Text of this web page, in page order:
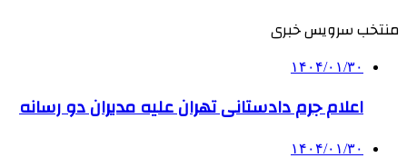
منتخب سرویس خبری
۱۴۰۴/۰۱/۳۰
اعلام جرم دادستانی تهران علیه مدیران دو رسانه
۱۴۰۴/۰۱/۳۰